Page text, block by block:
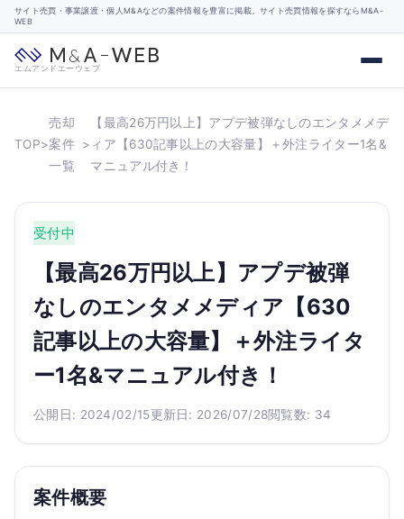
サイト売買・事業譲渡・個人M&Aなどの案件情報を豊富に掲載。サイト売買情報を探すならM&A-
WEB
エムアンドエーウェブ
TOP>
売却
案件
一覧
>
【最高26万円以上】アプデ被弾なしのエンタメメデ
ィア【630記事以上の大容量】＋外注ライター1名&
マニュアル付き！
受付中
【最高26万円以上】アプデ被弾
なしのエンタメメディア【630
記事以上の大容量】＋外注ライタ
ー1名&マニュアル付き！
公開日: 2024/02/15更新日: 2026/07/28閲覧数: 34
案件概要